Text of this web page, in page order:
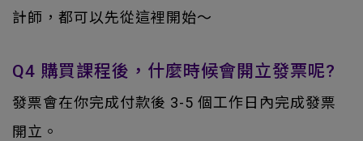
計師，都可以先從這裡開始～
Q4 購買課程後，什麼時候會開立發票呢?
發票會在你完成付款後 3-5 個工作日內完成發票
開立。